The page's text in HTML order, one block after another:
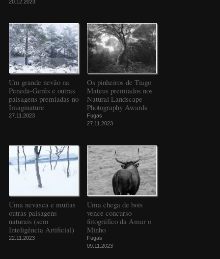
20.12.2023
Um grande nevão na
Peneda-Gerês e outras
paisagens premiadas no
Imaginature
27.11.2023
Os pinheiros de Tiago
Mateus premiados nos
Natural Landscape
Photography Awards
Fugas
27.11.2023
Uma nevasca e muitas
outras paisagens
naturais (sem
Inteligência Artificial)
22.11.2023
Uma chega de bois
vence concurso
fotográfico da Amar o
Minho
Fugas
09.11.2023